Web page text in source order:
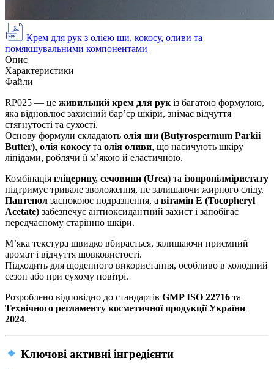
Крем для рук з олією ши, кокосу, оливи та
помякшувальними компонентами
Опис
Характеристики
Файли
RP025 — це живильний крем для рук із багатою формулою,
яка відновлює захисний бар’єр шкіри, знімає відчуття
стягнутості та сухості.
Основу формули складають олія ши (Butyrospermum Parkii
Butter), олія кокосу та олія оливи, що насичують шкіру
ліпідами, роблячи її м’якою й еластичною.
Комбінація гліцерину, сечовини (Urea) та ізопропілміристату
підтримує тривале зволоження, не залишаючи жирного сліду.
Пантенол заспокоює подразнення, а вітамін Е (Tocopheryl
Acetate) забезпечує антиоксидантний захист і запобігає
передчасному старінню шкіри.
М’яка текстура швидко вбирається, залишаючи приємний
аромат і відчуття шовковистості.
Підходить для щоденного використання, особливо в холодний
сезон або при сухому повітрі.
Розроблено відповідно до стандартів GMP ISO 22716 та
Технічного регламенту косметичної продукції України
2024.
Ключові активні інгредієнти